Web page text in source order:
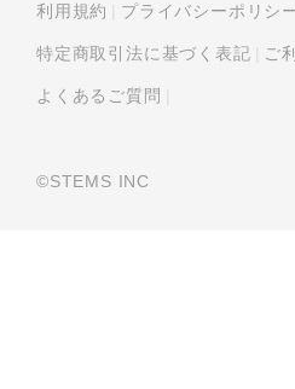
利用規約 プライバシーポリシ
特定商取引法に基づく表記 ご
よくあるご質問
©︎STEMS INC